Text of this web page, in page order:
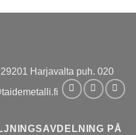
Harjavalta puh. 020
PÅ